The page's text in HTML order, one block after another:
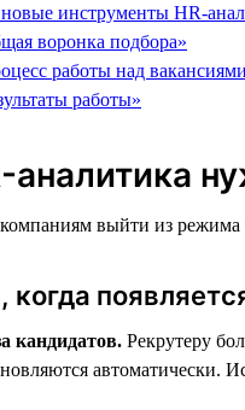
инструменты HR-
воронка подбора»
работы над
работы»
аналитика
выйти из
когда
кандидатов. Рекрутеру
автоматически.